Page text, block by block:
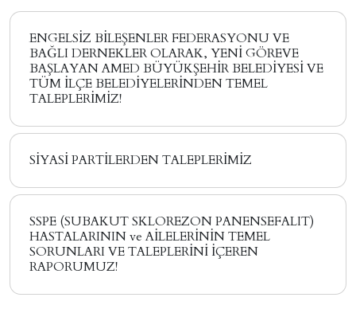
ENGELSİZ BİLEŞENLER FEDERASYONU VE
BAĞLI DERNEKLER OLARAK, YENİ GÖREVE
BAŞLAYAN AMED BÜYÜKŞEHİR BELEDİYESİ VE
TÜM İLÇE BELEDİYELERİNDEN TEMEL
TALEPLERİMİZ!
SİYASİ PARTİLERDEN TALEPLERİMİZ
SSPE (SUBAKUT SKLOREZON PANENSEFALIT)
HASTALARININ ve AİLELERİNİN TEMEL
SORUNLARI VE TALEPLERİNİ İÇEREN
RAPORUMUZ!